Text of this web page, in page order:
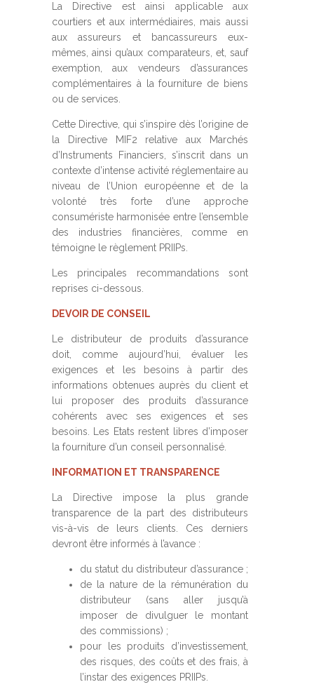
La Directive est ainsi applicable aux
courtiers et aux intermédiaires, mais aussi
aux assureurs et bancassureurs eux-
mêmes, ainsi qu’aux comparateurs, et, sauf
exemption, aux vendeurs d’assurances
complémentaires à la fourniture de biens
ou de services.
Cette Directive, qui s’inspire dès l’origine de
la Directive MIF2 relative aux Marchés
d’Instruments Financiers, s’inscrit dans un
contexte d’intense activité réglementaire au
niveau de l’Union européenne et de la
volonté très forte d’une approche
consumériste harmonisée entre l’ensemble
des industries financières, comme en
témoigne le règlement PRIIPs.
Les principales recommandations sont
reprises ci-dessous.
DEVOIR DE CONSEIL
Le distributeur de produits d’assurance
doit, comme aujourd’hui, évaluer les
exigences et les besoins à partir des
informations obtenues auprès du client et
lui proposer des produits d’assurance
cohérents avec ses exigences et ses
besoins. Les Etats restent libres d’imposer
la fourniture d’un conseil personnalisé.
INFORMATION ET TRANSPARENCE
La Directive impose la plus grande
transparence de la part des distributeurs
vis-à-vis de leurs clients. Ces derniers
devront être informés à l’avance :
du statut du distributeur d’assurance ;
de la nature de la rémunération du
distributeur (sans aller jusqu’à
imposer de divulguer le montant
des commissions) ;
pour les produits d’investissement,
des risques, des coûts et des frais, à
l’instar des exigences PRIIPs.